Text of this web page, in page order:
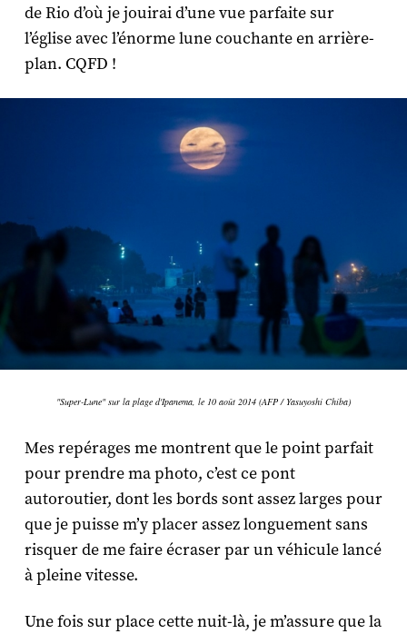
de Rio d’où je jouirai d’une vue parfaite sur
l’église avec l’énorme lune couchante en arrière-
plan. CQFD !
"Super-Lune" sur la plage d'Ipanema, le 10 août 2014 (AFP / Yasuyoshi Chiba)
Mes repérages me montrent que le point parfait
pour prendre ma photo, c’est ce pont
autoroutier, dont les bords sont assez larges pour
que je puisse m’y placer assez longuement sans
risquer de me faire écraser par un véhicule lancé
à pleine vitesse.
Une fois sur place cette nuit-là, je m’assure que la